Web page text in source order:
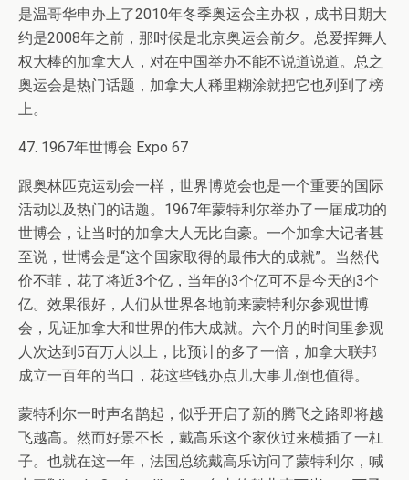
是温哥华申办上了2010年冬季奥运会主办权，成书日期大
约是2008年之前，那时候是北京奥运会前夕。总爱挥舞人
权大棒的加拿大人，对在中国举办不能不说道说道。总之
奥运会是热门话题，加拿大人稀里糊涂就把它也列到了榜
上。
47. 1967年世博会 Expo 67
跟奥林匹克运动会一样，世界博览会也是一个重要的国际
活动以及热门的话题。1967年蒙特利尔举办了一届成功的
世博会，让当时的加拿大人无比自豪。一个加拿大记者甚
至说，世博会是“这个国家取得的最伟大的成就”。当然代
价不菲，花了将近3个亿，当年的3个亿可不是今天的3个
亿。效果很好，人们从世界各地前来蒙特利尔参观世博
会，见证加拿大和世界的伟大成就。六个月的时间里参观
人次达到5百万人以上，比预计的多了一倍，加拿大联邦
成立一百年的当口，花这些钱办点儿大事儿倒也值得。
蒙特利尔一时声名鹊起，似乎开启了新的腾飞之路即将越
飞越高。然而好景不长，戴高乐这个家伙过来横插了一杠
子。也就在这一年，法国总统戴高乐访问了蒙特利尔，喊